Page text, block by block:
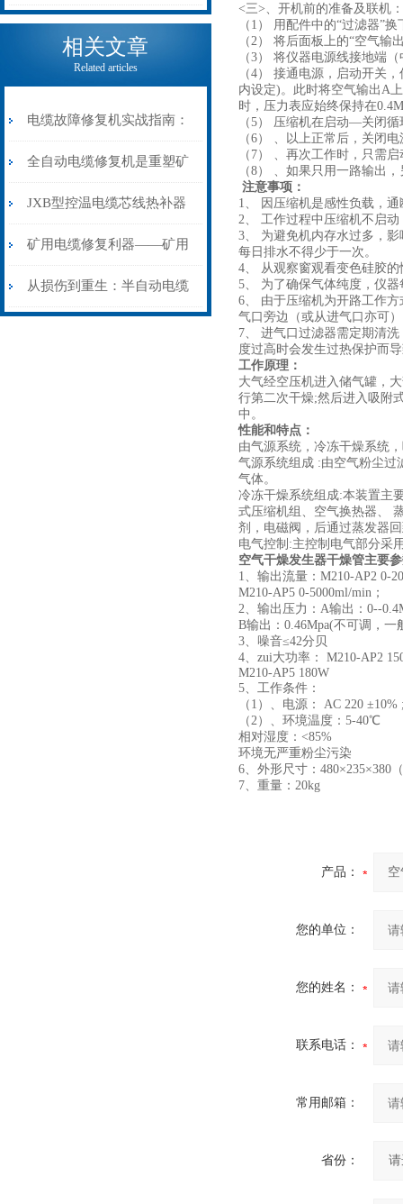
电缆热补机的核心价值
相关文章
Related articles
电缆故障修复机实战指南：
从“盲测”到“精确定点”的三
步作业法
全自动电缆修复机是重塑矿
山电力动脉的“智能外科医
生”
JXB型控温电缆芯线热补器
安装与接线：精准修复的工
艺基石
矿用电缆修复利器——矿用
电缆热补机智能控温，安全
从损伤到重生：半自动电缆
<三>、开机前的准备及联机：
（1） 用配件中的“过滤器”
（2） 将后面板上的“空气输
（3） 将仪器电源线接地端
（4） 接通电源，启动开关
内设定)。此时将空气输出A
时，压力表应始终保持在
（5） 压缩机在启动—关闭
（6） 、以上正常后，关闭
（7） 、再次工作时，只需
（8） 、如果只用一路输出
注意事项：
1、 因压缩机是感性负载，
2、 工作过程中压缩机不启
3、 为避免机内存水过多，
每日排水不得少于一次。
4、 从观察窗观看变色硅胶
5、 为了确保气体纯度，仪
6、 由于压缩机为开路工作
气口旁边（或从进气口亦可
7、 进气口过滤器需定期清
度过高时会发生过热保护而
工作原理：
大气经空压机进入储气罐，
行第二次干燥;然后进入吸附
中。
性能和特点：
由气源系统，冷冻干燥系统
气源系统组成 :由空气粉尘过
气体。
冷冻干燥系统组成:本装置主
式压缩机组、空气换热器、
剂，电磁阀，后通过蒸发器
电气控制:主控制电气部分采
空气干燥发生器干燥管主要
1、输出流量：M210-AP2 0-
M210-AP5 0-5000ml/min；
2、输出压力：A输出：0--
B输出：0.46Mpa(不可调，
3、噪音≤42分贝
4、zui大功率： M210-AP2
M210-AP5 180W
5、工作条件：
（1）、电源： AC 220 ±10%
（2）、环境温度：5-40℃
相对湿度：<85%
环境无严重粉尘污染
6、外形尺寸：480×235×380
7、重量：20kg
产品：
您的单位：
您的姓名：
联系电话：
常用邮箱：
省份：